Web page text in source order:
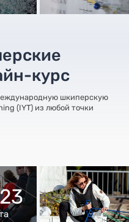
курс
шкиперскую
(IYT) из любой точки